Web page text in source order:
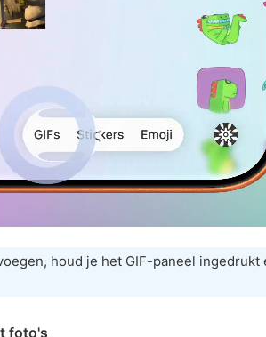
houd je het GIF-paneel ingedrukt
foto's